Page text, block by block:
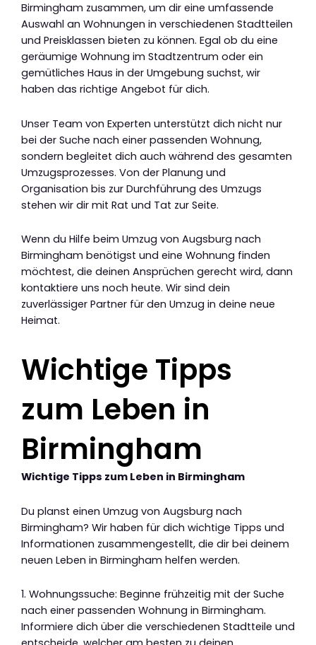
Birmingham zusammen, um dir eine umfassende
Auswahl an Wohnungen in verschiedenen Stadtteilen
und Preisklassen bieten zu können. Egal ob du eine
geräumige Wohnung im Stadtzentrum oder ein
gemütliches Haus in der Umgebung suchst, wir
haben das richtige Angebot für dich.
Unser Team von Experten unterstützt dich nicht nur
bei der Suche nach einer passenden Wohnung,
sondern begleitet dich auch während des gesamten
Umzugsprozesses. Von der Planung und
Organisation bis zur Durchführung des Umzugs
stehen wir dir mit Rat und Tat zur Seite.
Wenn du Hilfe beim Umzug von Augsburg nach
Birmingham benötigst und eine Wohnung finden
möchtest, die deinen Ansprüchen gerecht wird, dann
kontaktiere uns noch heute. Wir sind dein
zuverlässiger Partner für den Umzug in deine neue
Heimat.
Wichtige Tipps
zum Leben in
Birmingham
Wichtige Tipps zum Leben in Birmingham
Du planst einen Umzug von Augsburg nach
Birmingham? Wir haben für dich wichtige Tipps und
Informationen zusammengestellt, die dir bei deinem
neuen Leben in Birmingham helfen werden.
1. Wohnungssuche: Beginne frühzeitig mit der Suche
nach einer passenden Wohnung in Birmingham.
Informiere dich über die verschiedenen Stadtteile und